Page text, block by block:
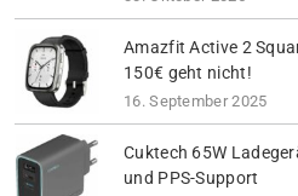
Amazfit Active 2
150€ geht nicht!
16. September 2025
Cuktech 65W
und PPS-Support